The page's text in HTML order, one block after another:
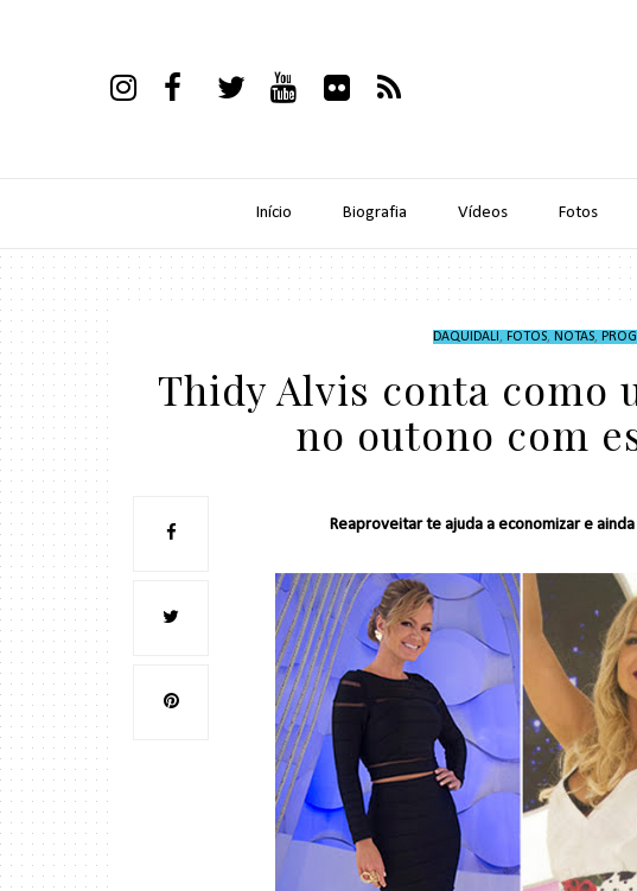
Início Biografia Vídeos Fotos
DAQUIDALI , FOTOS, NOTAS,
Thidy Alvis conta como
no outono com
Reaproveitar te ajuda a economizar e